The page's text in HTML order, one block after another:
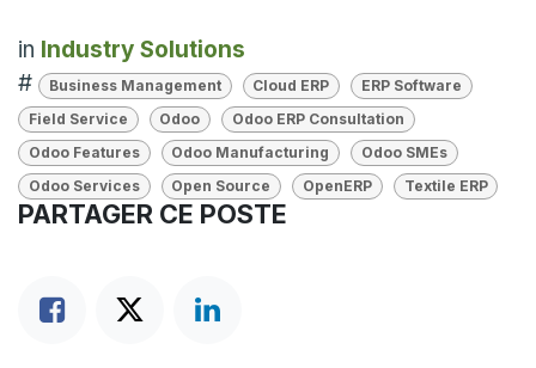
in Industry Solutions
#
Business Management Cloud ERP
ERP Software
Field Service
Odoo
Odoo ERP Consultation
Odoo Features
Odoo Manufacturing
Odoo SMEs
Odoo Services
Open Source OpenERP Textile ERP
PARTAGER CE POSTE